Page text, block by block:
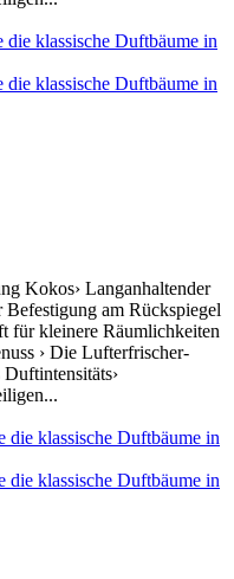
Kokos› Langanhaltender
am Rückspiegel
für kleinere Räumlichkeiten
› Die Lufterfrischer-